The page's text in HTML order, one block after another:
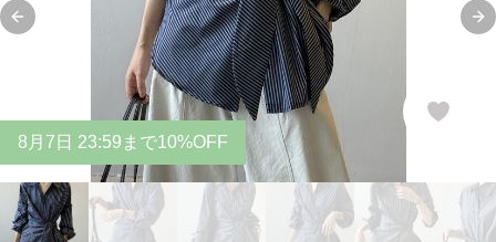
Previous slide
8 月 7 日 23:59まで10%OFF